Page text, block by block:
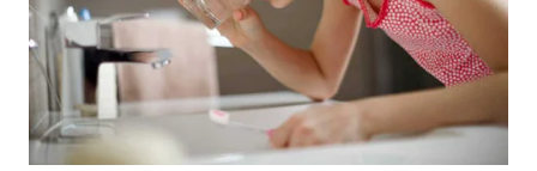
WN
KEPULAUAN
SERIBU
WN
TANGERANG